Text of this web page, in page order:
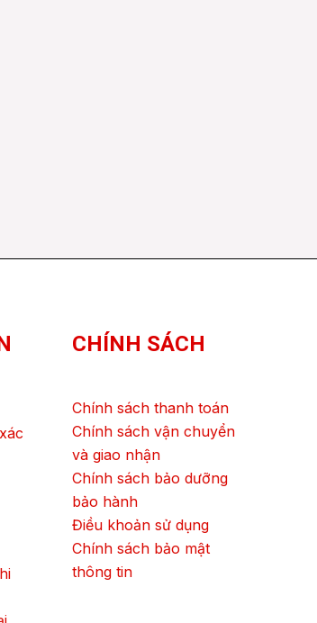
CHÍNH SÁCH
Chính sách thanh toán
Chính sách vận chuyển
và giao nhận
Chính sách bảo dưỡng
bảo hành
Điều khoản sử dụng
Chính sách bảo mật
thông tin